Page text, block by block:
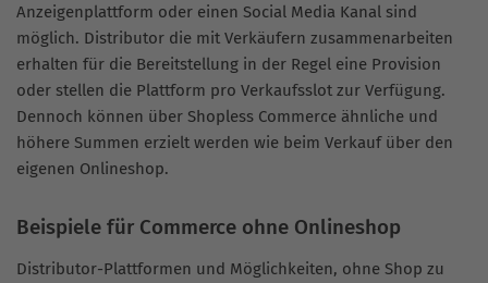
Anzeigenplattform oder einen Social Media Kanal sind
möglich. Distributor die mit Verkäufern zusammenarbeiten
erhalten für die Bereitstellung in der Regel eine Provision
oder stellen die Plattform pro Verkaufsslot zur Verfügung.
Dennoch können über Shopless Commerce ähnliche und
höhere Summen erzielt werden wie beim Verkauf über den
eigenen Onlineshop.
Beispiele für Commerce ohne Onlineshop
Distributor-Plattformen und Möglichkeiten, ohne Shop zu